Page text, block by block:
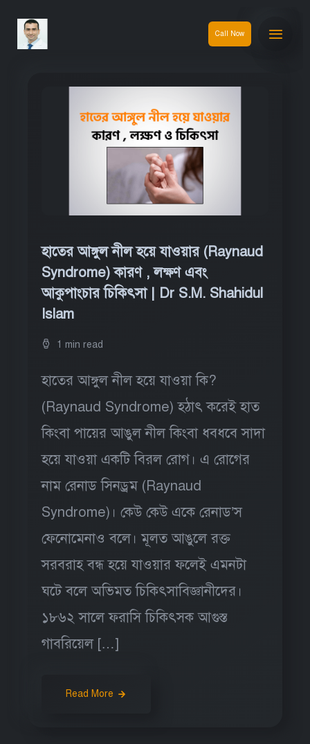
Call Now
হাতের আঙ্গুল নীল হয়ে যাওয়ার (Raynaud
Syndrome) কারণ , লক্ষণ এবং
আকুপাংচার চিকিৎসা | Dr S.M. Shahidul
Islam
1 min read
হাতের আঙ্গুল নীল হয়ে যাওয়া কি?
(Raynaud Syndrome) হঠাৎ করেই হাত
কিংবা পায়ের আঙুল নীল কিংবা ধবধবে সাদা
হয়ে যাওয়া একটি বিরল রোগ। এ রোগের
নাম রেনাড সিনড্রম (Raynaud
Syndrome)। কেউ কেউ একে রেনাড’স
ফেনোমেনাও বলে। মূলত আঙুলে রক্ত
সরবরাহ বন্ধ হয়ে যাওয়ার ফলেই এমনটা
ঘটে বলে অভিমত চিকিৎসাবিজ্ঞানীদের।
১৮৬২ সালে ফরাসি চিকিৎসক আগুস্ত
গাবরিয়েল […]
Read More